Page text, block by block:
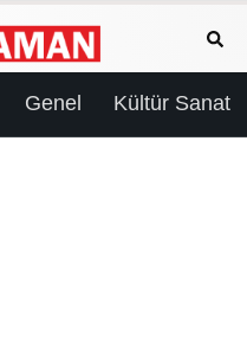
Genel Kültür Sanat